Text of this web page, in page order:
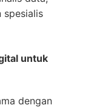
spesialis
untuk
dengan